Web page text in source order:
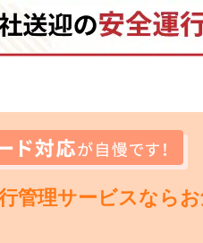
管理サービスなら